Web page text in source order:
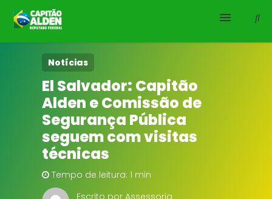
HOME
NOTÍCIAS
BIOGRAFIA
DOWNLOADS
EMENDAS
Notícias
El Salvador: Capitão
Alden e Comissão de
Segurança Pública
seguem com visitas
técnicas
Tempo de leitura: 1 min
Escrito por Assessoria